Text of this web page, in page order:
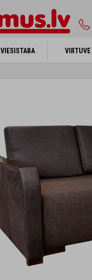
VIESISTABA VIRTUVE
VIESISTABA VIRTUVE